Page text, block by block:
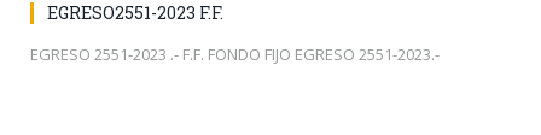
EGRESO2551-2023 F.F.
EGRESO 2551-2023 .- F.F. FONDO FIJO EGRESO 2551-2023.-